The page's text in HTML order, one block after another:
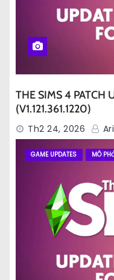
THE SIMS 4 PATCH
(V1.121.361.1220)
Th2 24, 2026
GAME UPDATES MÔ